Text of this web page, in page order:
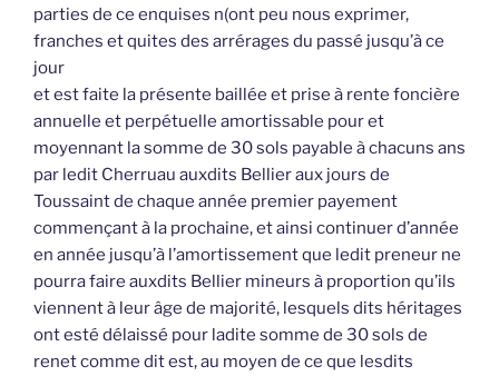
parties de ce enquises n(ont peu nous exprimer,
franches et quites des arrérages du passé jusqu’à ce
jour
et est faite la présente baillée et prise à rente foncière
annuelle et perpétuelle amortissable pour et
moyennant la somme de 30 sols payable à chacuns ans
par ledit Cherruau auxdits Bellier aux jours de
Toussaint de chaque année premier payement
commençant à la prochaine, et ainsi continuer d’année
en année jusqu’à l’amortissement que ledit preneur ne
pourra faire auxdits Bellier mineurs à proportion qu’ils
viennent à leur âge de majorité, lesquels dits héritages
ont esté délaissé pour ladite somme de 30 sols de
renet comme dit est, au moyen de ce que lesdits